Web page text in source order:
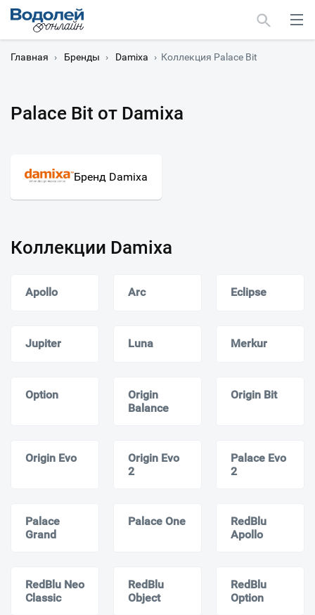
Главная › Бренды › Damixa › Коллекция Palace Bit
Palace Bit от Damixa
Бренд Damixa
Коллекции Damixa
Apollo Arc Eclipse
Jupiter Luna Merkur
Option
Origin
Balance
Origin Bit
Origin Evo
Origin Evo
2
Palace Evo
2
Palace
Grand
Palace One
RedBlu
Apollo
RedBlu Neo
Classic
RedBlu
Object
RedBlu
Option